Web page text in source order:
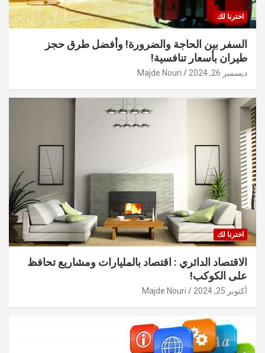
اخترنا لك
السفر بين الحاجة والضرورة! وأفضل طرق حجز
طيران بأسعار تنافسية!
ديسمبر 26, 2024 Majde Nouri
اخترنا لك
الاقتصاد الدائري : اقتصاد بالمليارات ومشاريع تحافظ
على الكوكب!
أكتوبر 25, 2024 Majde Nouri